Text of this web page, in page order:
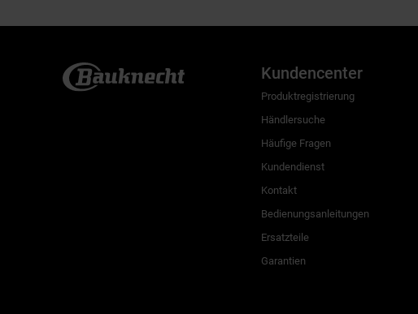
Kundencenter
Produktregistrierung
Händlersuche
Häufige Fragen
Kundendienst
Kontakt
Bedienungsanleitungen
Ersatzteile
Garantien